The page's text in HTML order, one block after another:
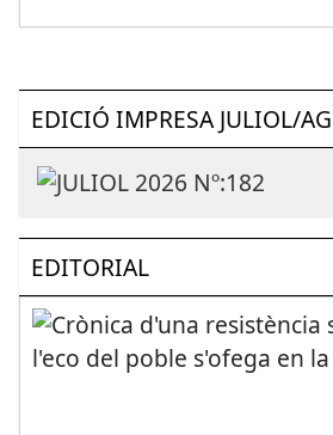
EDICIÓ IMPRESA JULIOL/
EDITORIAL